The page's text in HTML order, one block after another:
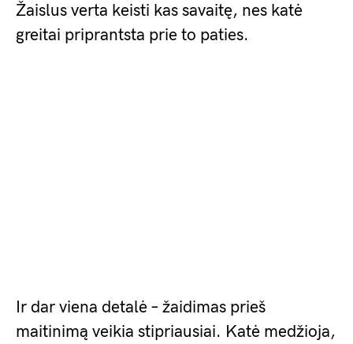
Žaislus verta keisti kas savaitę, nes katė
greitai priprantsta prie to paties.
Ir dar viena detalė – žaidimas prieš
maitinimą veikia stipriausiai. Katė medžioja,